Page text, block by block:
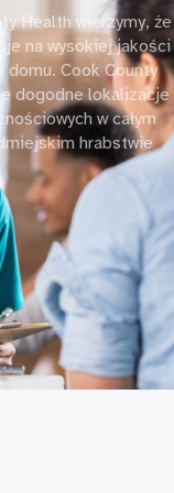
Health wierzymy, że
na wysokiej jakości
Cook County
dogodne lokalizacje
w całym
hrabstwie